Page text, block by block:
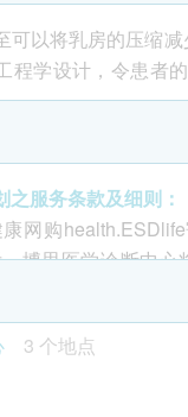
可以将乳房的压缩
程学设计，令患者
不同的角度获得
的病理变化，例如囊
早发现。
服务条款及细则：
网购
博思医学诊断中心
内，致电客户预约
询 (电话: 2152
3 个地点